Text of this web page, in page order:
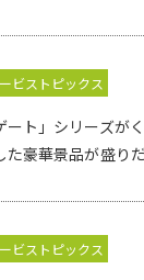
ビストピックス
ート」シリーズ
た豪華景品が盛り
ビストピックス